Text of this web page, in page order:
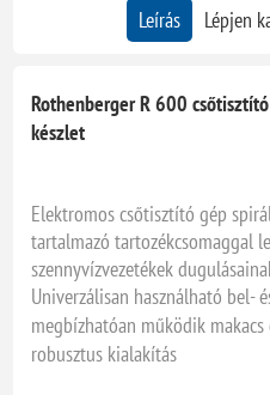
Leírás Lépjen
Rothenberger R 600
készlet
Elektromos csőtisztító gép
tartalmazó tartozékcsomaggal
szennyvízvezetékek
Univerzálisan használható bel-
megbízhatóan működik
robusztus kialakítás